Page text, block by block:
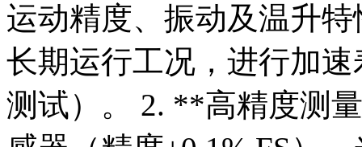
运动精度、振动及温升
长期运行工况，进行加
测试）。 2. **高精度测